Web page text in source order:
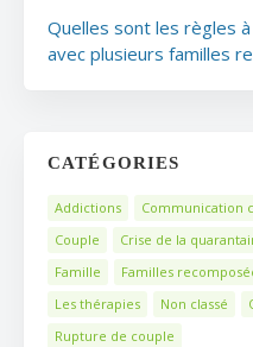
Quelles sont les règles
avec plusieurs familles
CATÉGORIES
Addictions Communication
Couple
Crise de la
Famille
Familles
Les thérapies
Non classé
Rupture de couple